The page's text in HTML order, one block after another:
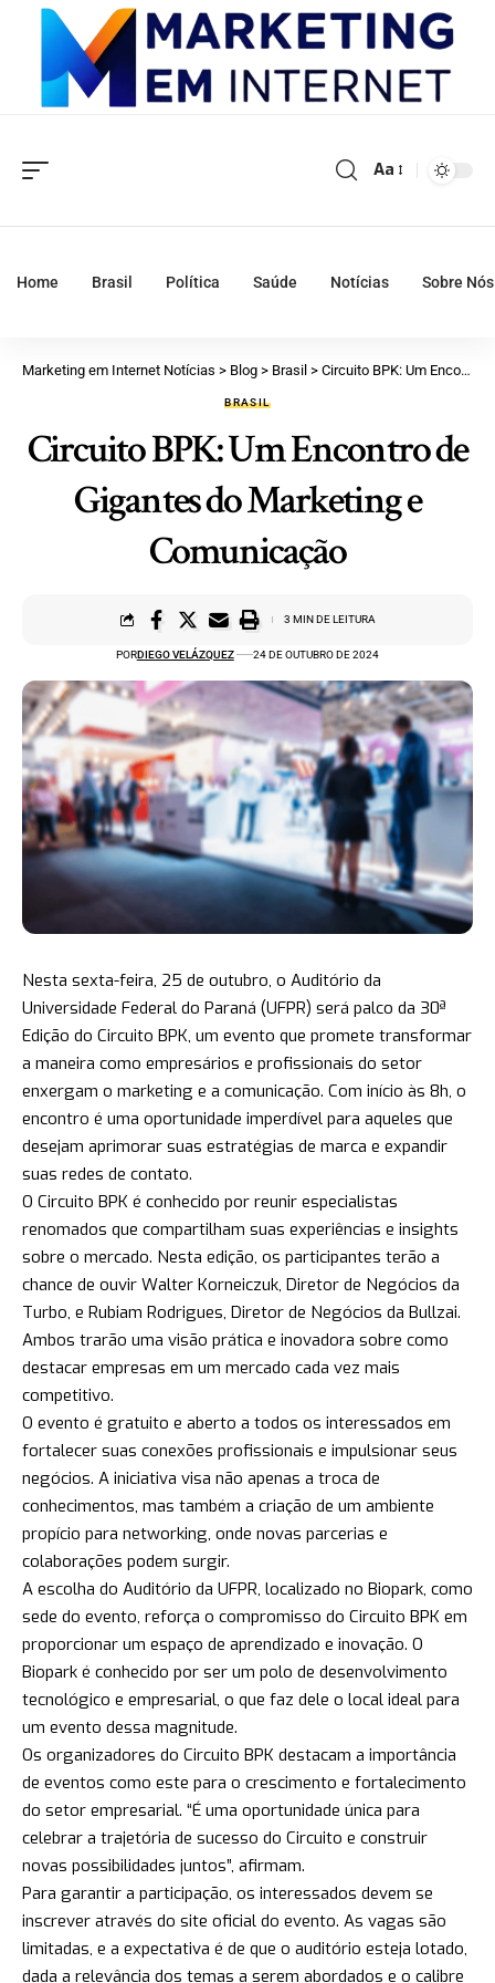
Aa
Home Brasil Política Saúde Notícias Sobre Nós
Marketing em Internet Notícias > Blog > Brasil > Circuito BPK: Um Encontro de Gigantes do Marketing e Comunicação
BRASIL
Circuito BPK: Um Encontro de
Gigantes do Marketing e
Comunicação
PORDIEGO VELÁZQUEZ 24 DE OUTUBRO DE 2024
3 MIN DE LEITURA
Nesta sexta-feira, 25 de outubro, o Auditório da
Universidade Federal do Paraná (UFPR) será palco da 30ª
Edição do Circuito BPK, um evento que promete transformar
a maneira como empresários e profissionais do setor
enxergam o marketing e a comunicação. Com início às 8h, o
encontro é uma oportunidade imperdível para aqueles que
desejam aprimorar suas estratégias de marca e expandir
suas redes de contato.
O Circuito BPK é conhecido por reunir especialistas
renomados que compartilham suas experiências e insights
sobre o mercado. Nesta edição, os participantes terão a
chance de ouvir Walter Korneiczuk, Diretor de Negócios da
Turbo, e Rubiam Rodrigues, Diretor de Negócios da Bullzai.
Ambos trarão uma visão prática e inovadora sobre como
destacar empresas em um mercado cada vez mais
competitivo.
O evento é gratuito e aberto a todos os interessados em
fortalecer suas conexões profissionais e impulsionar seus
negócios. A iniciativa visa não apenas a troca de
conhecimentos, mas também a criação de um ambiente
propício para networking, onde novas parcerias e
colaborações podem surgir.
A escolha do Auditório da UFPR, localizado no Biopark, como
sede do evento, reforça o compromisso do Circuito BPK em
proporcionar um espaço de aprendizado e inovação. O
Biopark é conhecido por ser um polo de desenvolvimento
tecnológico e empresarial, o que faz dele o local ideal para
um evento dessa magnitude.
Os organizadores do Circuito BPK destacam a importância
de eventos como este para o crescimento e fortalecimento
do setor empresarial. “É uma oportunidade única para
celebrar a trajetória de sucesso do Circuito e construir
novas possibilidades juntos”, afirmam.
Para garantir a participação, os interessados devem se
inscrever através do site oficial do evento. As vagas são
limitadas, e a expectativa é de que o auditório esteja lotado,
dada a relevância dos temas a serem abordados e o calibre